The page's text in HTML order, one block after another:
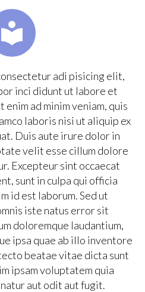


adi pisicing elit,
inci didunt ut labore et
ad minim veniam, quis
laboris nisi ut aliquip ex
Duis aute irure dolor in
velit esse cillum dolore
Excepteur sint occaecat
sunt in culpa qui officia
id est laborum. Sed ut
iste natus error sit
doloremque laudantium,
ipsa quae ab illo inventore
beatae vitae dicta sunt
ipsam voluptatem quia
aut odit aut fugit.